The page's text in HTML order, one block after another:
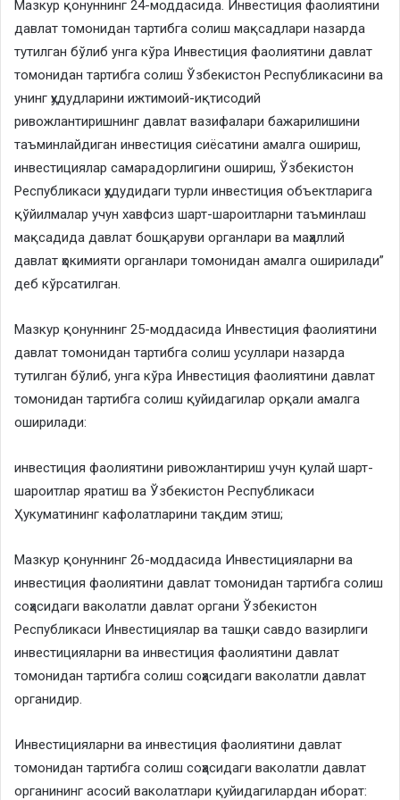
Мазкур қонуннинг 24-моддасида. Инвестиция фаолиятини
давлат томонидан тартибга солиш мақсадлари назарда
тутилган бўлиб унга кўра Инвестиция фаолиятини давлат
томонидан тартибга солиш Ўзбекистон Республикасини ва
унинг ҳудудларини ижтимоий-иқтисодий
ривожлантиришнинг давлат вазифалари бажарилишини
таъминлайдиган инвестиция сиёсатини амалга ошириш,
инвестициялар самарадорлигини ошириш, Ўзбекистон
Республикаси ҳудудидаги турли инвестиция объектларига
қўйилмалар учун хавфсиз шарт-шароитларни таъминлаш
мақсадида давлат бошқаруви органлари ва маҳаллий
давлат ҳокимияти органлари томонидан амалга оширилади”
деб кўрсатилган.
Мазкур қонуннинг 25-моддасида Инвестиция фаолиятини
давлат томонидан тартибга солиш усуллари назарда
тутилган бўлиб, унга кўра Инвестиция фаолиятини давлат
томонидан тартибга солиш қуйидагилар орқали амалга
оширилади:
инвестиция фаолиятини ривожлантириш учун қулай шарт-
шароитлар яратиш ва Ўзбекистон Республикаси
Ҳукуматининг кафолатларини тақдим этиш;
Мазкур қонуннинг 26-моддасида Инвестицияларни ва
инвестиция фаолиятини давлат томонидан тартибга солиш
соҳасидаги ваколатли давлат органи Ўзбекистон
Республикаси Инвестициялар ва ташқи савдо вазирлиги
инвестицияларни ва инвестиция фаолиятини давлат
томонидан тартибга солиш соҳасидаги ваколатли давлат
органидир.
Инвестицияларни ва инвестиция фаолиятини давлат
томонидан тартибга солиш соҳасидаги ваколатли давлат
органининг асосий ваколатлари қуйидагилардан иборат: